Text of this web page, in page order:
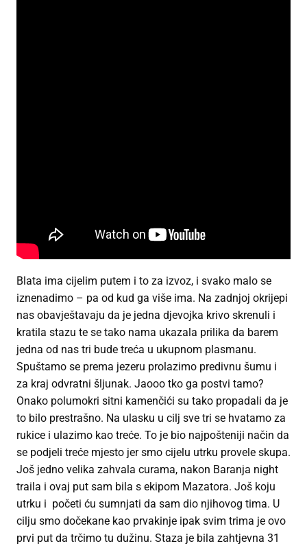
Blata ima cijelim putem i to za izvoz, i svako malo se
iznenadimo – pa od kud ga više ima. Na zadnjoj okrijepi
nas obavještavaju da je jedna djevojka krivo skrenuli i
kratila stazu te se tako nama ukazala prilika da barem
jedna od nas tri bude treća u ukupnom plasmanu.
Spuštamo se prema jezeru prolazimo predivnu šumu i
za kraj odvratni šljunak. Jaooo tko ga postvi tamo?
Onako polumokri sitni kamenčići su tako propadali da je
to bilo prestrašno. Na ulasku u cilj sve tri se hvatamo za
rukice i ulazimo kao treće. To je bio najpošteniji način da
se podjeli treće mjesto jer smo cijelu utrku provele skupa.
Još jedno velika zahvala curama, nakon Baranja night
traila i ovaj put sam bila s ekipom Mazatora. Još koju
utrku i početi ću sumnjati da sam dio njihovog tima. U
cilju smo dočekane kao prvakinje ipak svim trima je ovo
prvi put da trčimo tu dužinu. Staza je bila zahtjevna 31